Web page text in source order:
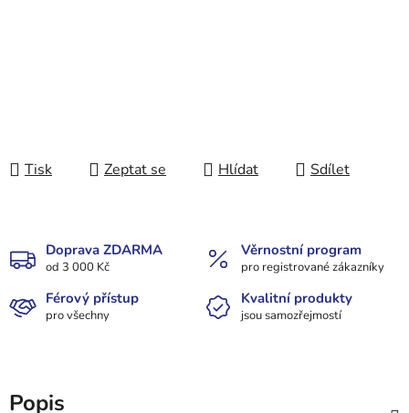
Tisk Zeptat se Hlídat Sdílet
Doprava ZDARMA
od 3 000 Kč
Věrnostní program
pro registrované zákazníky
Férový přístup
pro všechny
Kvalitní produkty
jsou samozřejmostí
Popis